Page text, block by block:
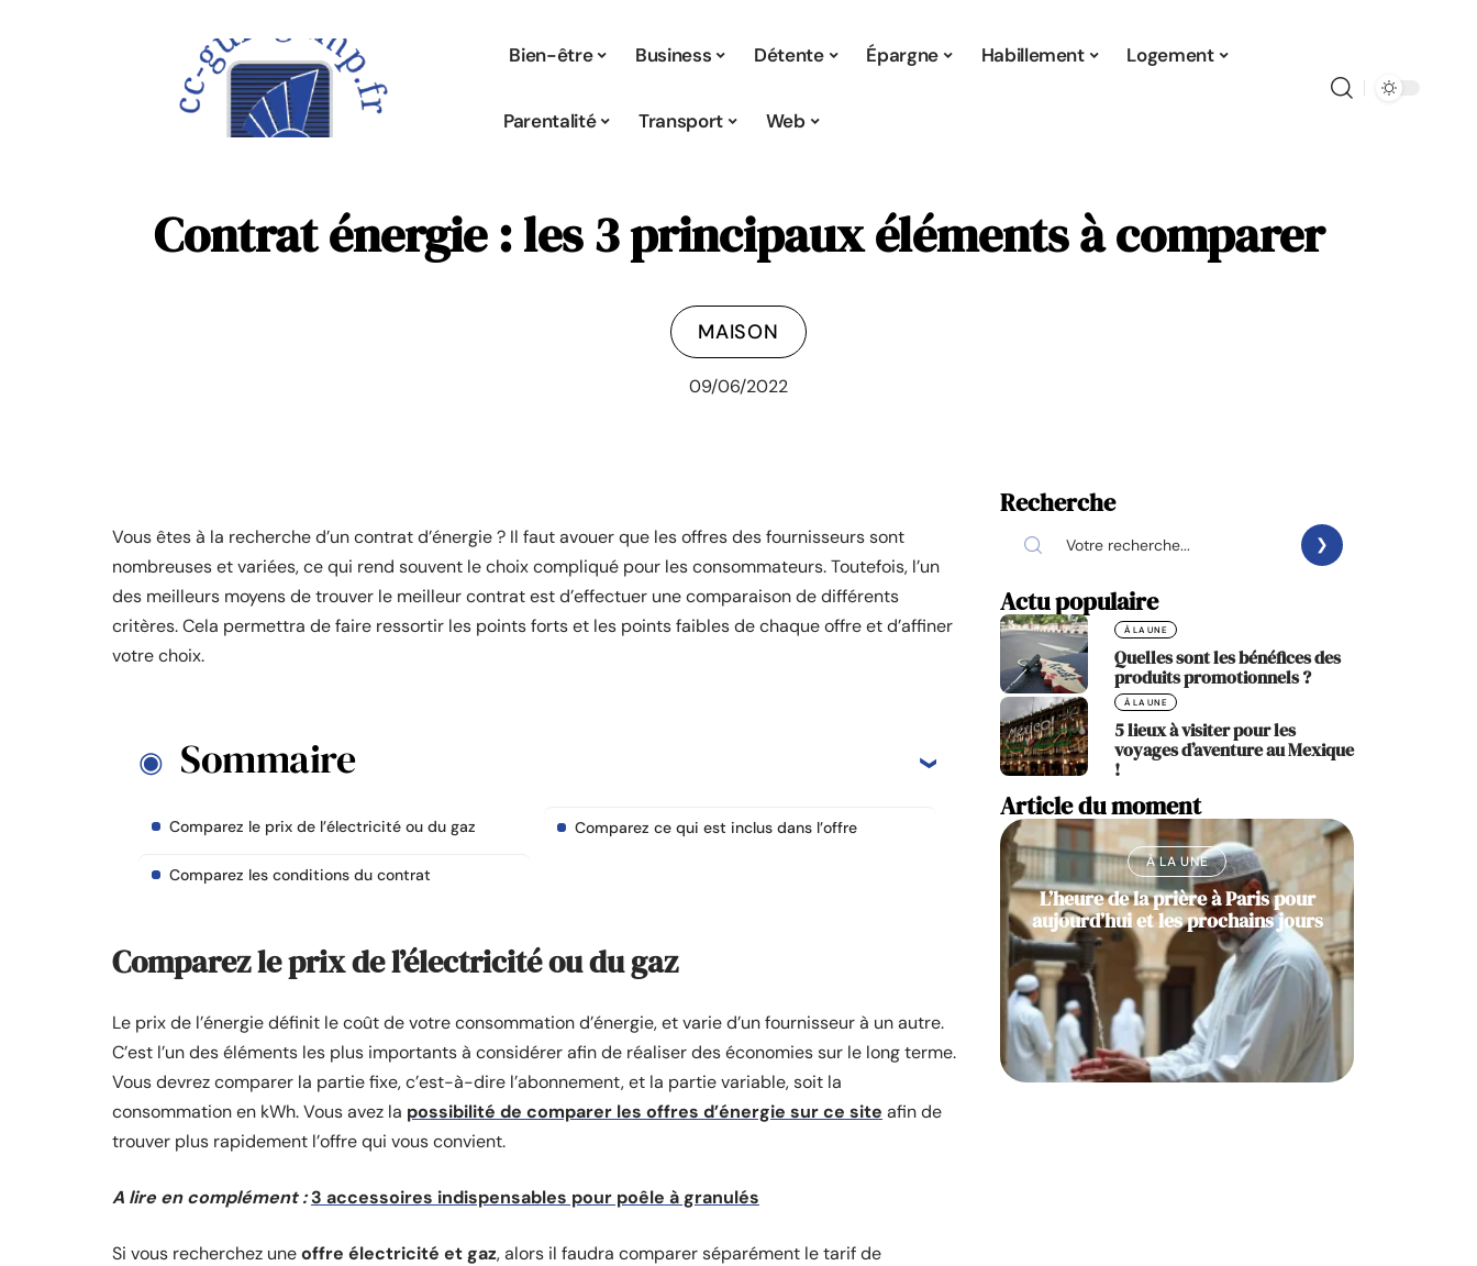
Bien-être Business Détente Épargne Habillement Logement
Parentalité Transport Web
Contrat énergie : les 3 principaux éléments à comparer
MAISON
09/06/2022
Vous êtes à la recherche d’un contrat d’énergie ? Il faut avouer que les offres des fournisseurs sont
nombreuses et variées, ce qui rend souvent le choix compliqué pour les consommateurs. Toutefois, l’un
des meilleurs moyens de trouver le meilleur contrat est d’effectuer une comparaison de différents
critères. Cela permettra de faire ressortir les points forts et les points faibles de chaque offre et d’affiner
votre choix.
Sommaire
Comparez le prix de l’électricité ou du gaz
Comparez les conditions du contrat
Comparez ce qui est inclus dans l’offre
Comparez le prix de l’électricité ou du gaz
Le prix de l’énergie définit le coût de votre consommation d’énergie, et varie d’un fournisseur à un autre.
C’est l’un des éléments les plus importants à considérer afin de réaliser des économies sur le long terme.
Vous devrez comparer la partie fixe, c’est-à-dire l’abonnement, et la partie variable, soit la
consommation en kWh. Vous avez la possibilité de comparer les offres d’énergie sur ce site afin de
trouver plus rapidement l’offre qui vous convient.
A lire en complément : 3 accessoires indispensables pour poêle à granulés
Si vous recherchez uneoffre électricité et gaz, alors il faudra comparer séparément le tarif de
Recherche
Actu populaire
À LA UNE
Quelles sont les bénéfices des
produits promotionnels ?
À LA UNE
5 lieux à visiter pour les
voyages d’aventure au Mexique
!
Article du moment
À LA UNE
L’heure de la prière à Paris pour
aujourd’hui et les prochains jours